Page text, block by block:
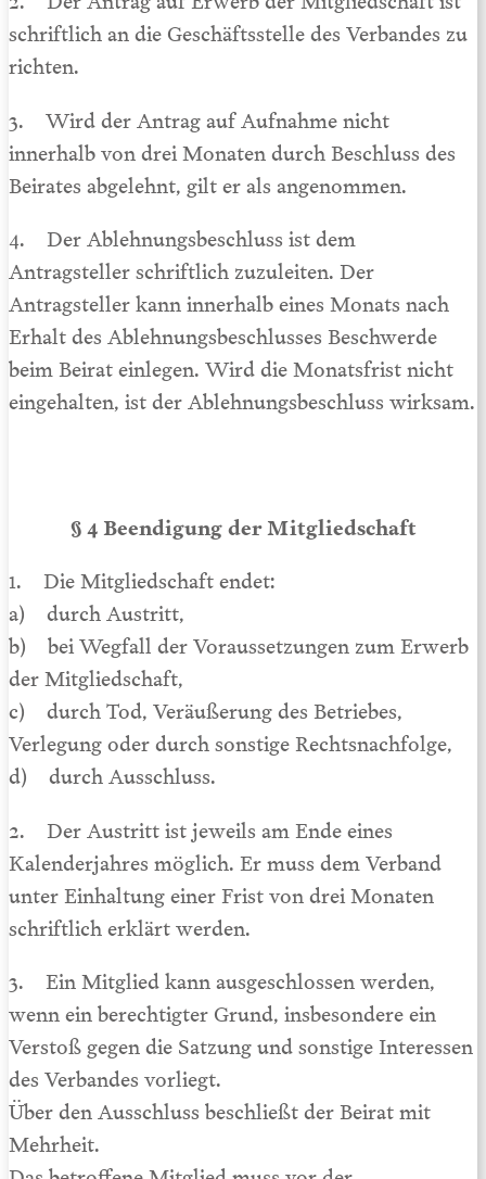
schriftlich an die Geschäftsstelle des Verbandes zu
richten.
3. Wird der Antrag auf Aufnahme nicht
innerhalb von drei Monaten durch Beschluss des
Beirates abgelehnt, gilt er als angenommen.
4. Der Ablehnungsbeschluss ist dem
Antragsteller schriftlich zuzu­leiten. Der
Antragsteller kann innerhalb eines Monats nach
Erhalt des Ablehnungsbeschlusses Beschwerde
beim Beirat ein­legen. Wird die Monatsfrist nicht
eingehalten, ist der Ableh­nungsbeschluss wirksam.
§ 4 Beendigung der Mitgliedschaft
1. Die Mitgliedschaft endet:
a) durch Austritt,
b) bei Wegfall der Voraussetzungen zum Erwerb
der Mitgliedschaft,
c) durch Tod, Veräußerung des Betriebes,
Verlegung oder durch sonstige Rechtsnachfolge,
d) durch Ausschluss.
2. Der Austritt ist jeweils am Ende eines
Kalenderjahres möglich. Er muss dem Verband
unter Einhaltung einer Frist von drei Monaten
schriftlich erklärt werden.
3. Ein Mitglied kann ausgeschlossen werden,
wenn ein berechtigter Grund, insbesondere ein
Verstoß gegen die Satzung und sonstige Interessen
des Verbandes vorliegt.
Über den Ausschluss beschließt der Beirat mit
Mehrheit.